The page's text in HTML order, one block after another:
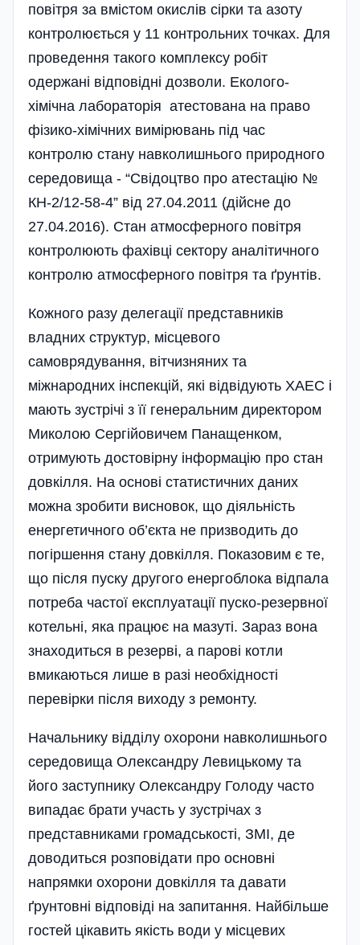
повітря за вмістом окислів сірки та азоту
контролюється у 11 контрольних точках. Для
проведення такого комплексу робіт
одержані відповідні дозволи. Еколого-
хімічна лабораторія атестована на право
фізико-хімічних вимі­рювань під час
контролю стану навколишнього природного
середовища - “Свідоцтво про атестацію №
КН-2/12-58-4” від 27.04.2011 (дійсне до
27.04.2016). Стан атмосферного повітря
контролюють фахівці сектору аналітичного
контролю атмосферного повітря та ґрунтів.
Кожного разу делегації представників
владних структур, місцевого
самоврядування, вітчизняних та
міжнародних інспекцій, які відвідують ХАЕС і
мають зустрічі з її генеральним директором
Миколою Сергійовичем Панащенком,
отримують достовірну інформацію про стан
довкілля. На основі статистичних даних
можна зробити висновок, що діяльність
енергетичного об’єкта не призводить до
погіршення стану довкілля. Показовим є те,
що після пуску другого енергоблока відпала
потреба частої експлуатації пуско-резервної
котельні, яка працює на мазуті. Зараз вона
знаходиться в резерві, а парові котли
вмикаються лише в разі необхідності
перевірки після виходу з ремонту.
Начальнику відділу охорони навколишнього
середовища Олександру Левицькому та
його заступнику Олександру Голоду часто
випадає брати участь у зустрічах з
представниками громадськості, ЗМІ, де
доводиться розповідати про основні
напрямки охорони довкілля та давати
ґрунтовні відповіді на запитання. Найбільше
гостей цікавить якість води у місцевих